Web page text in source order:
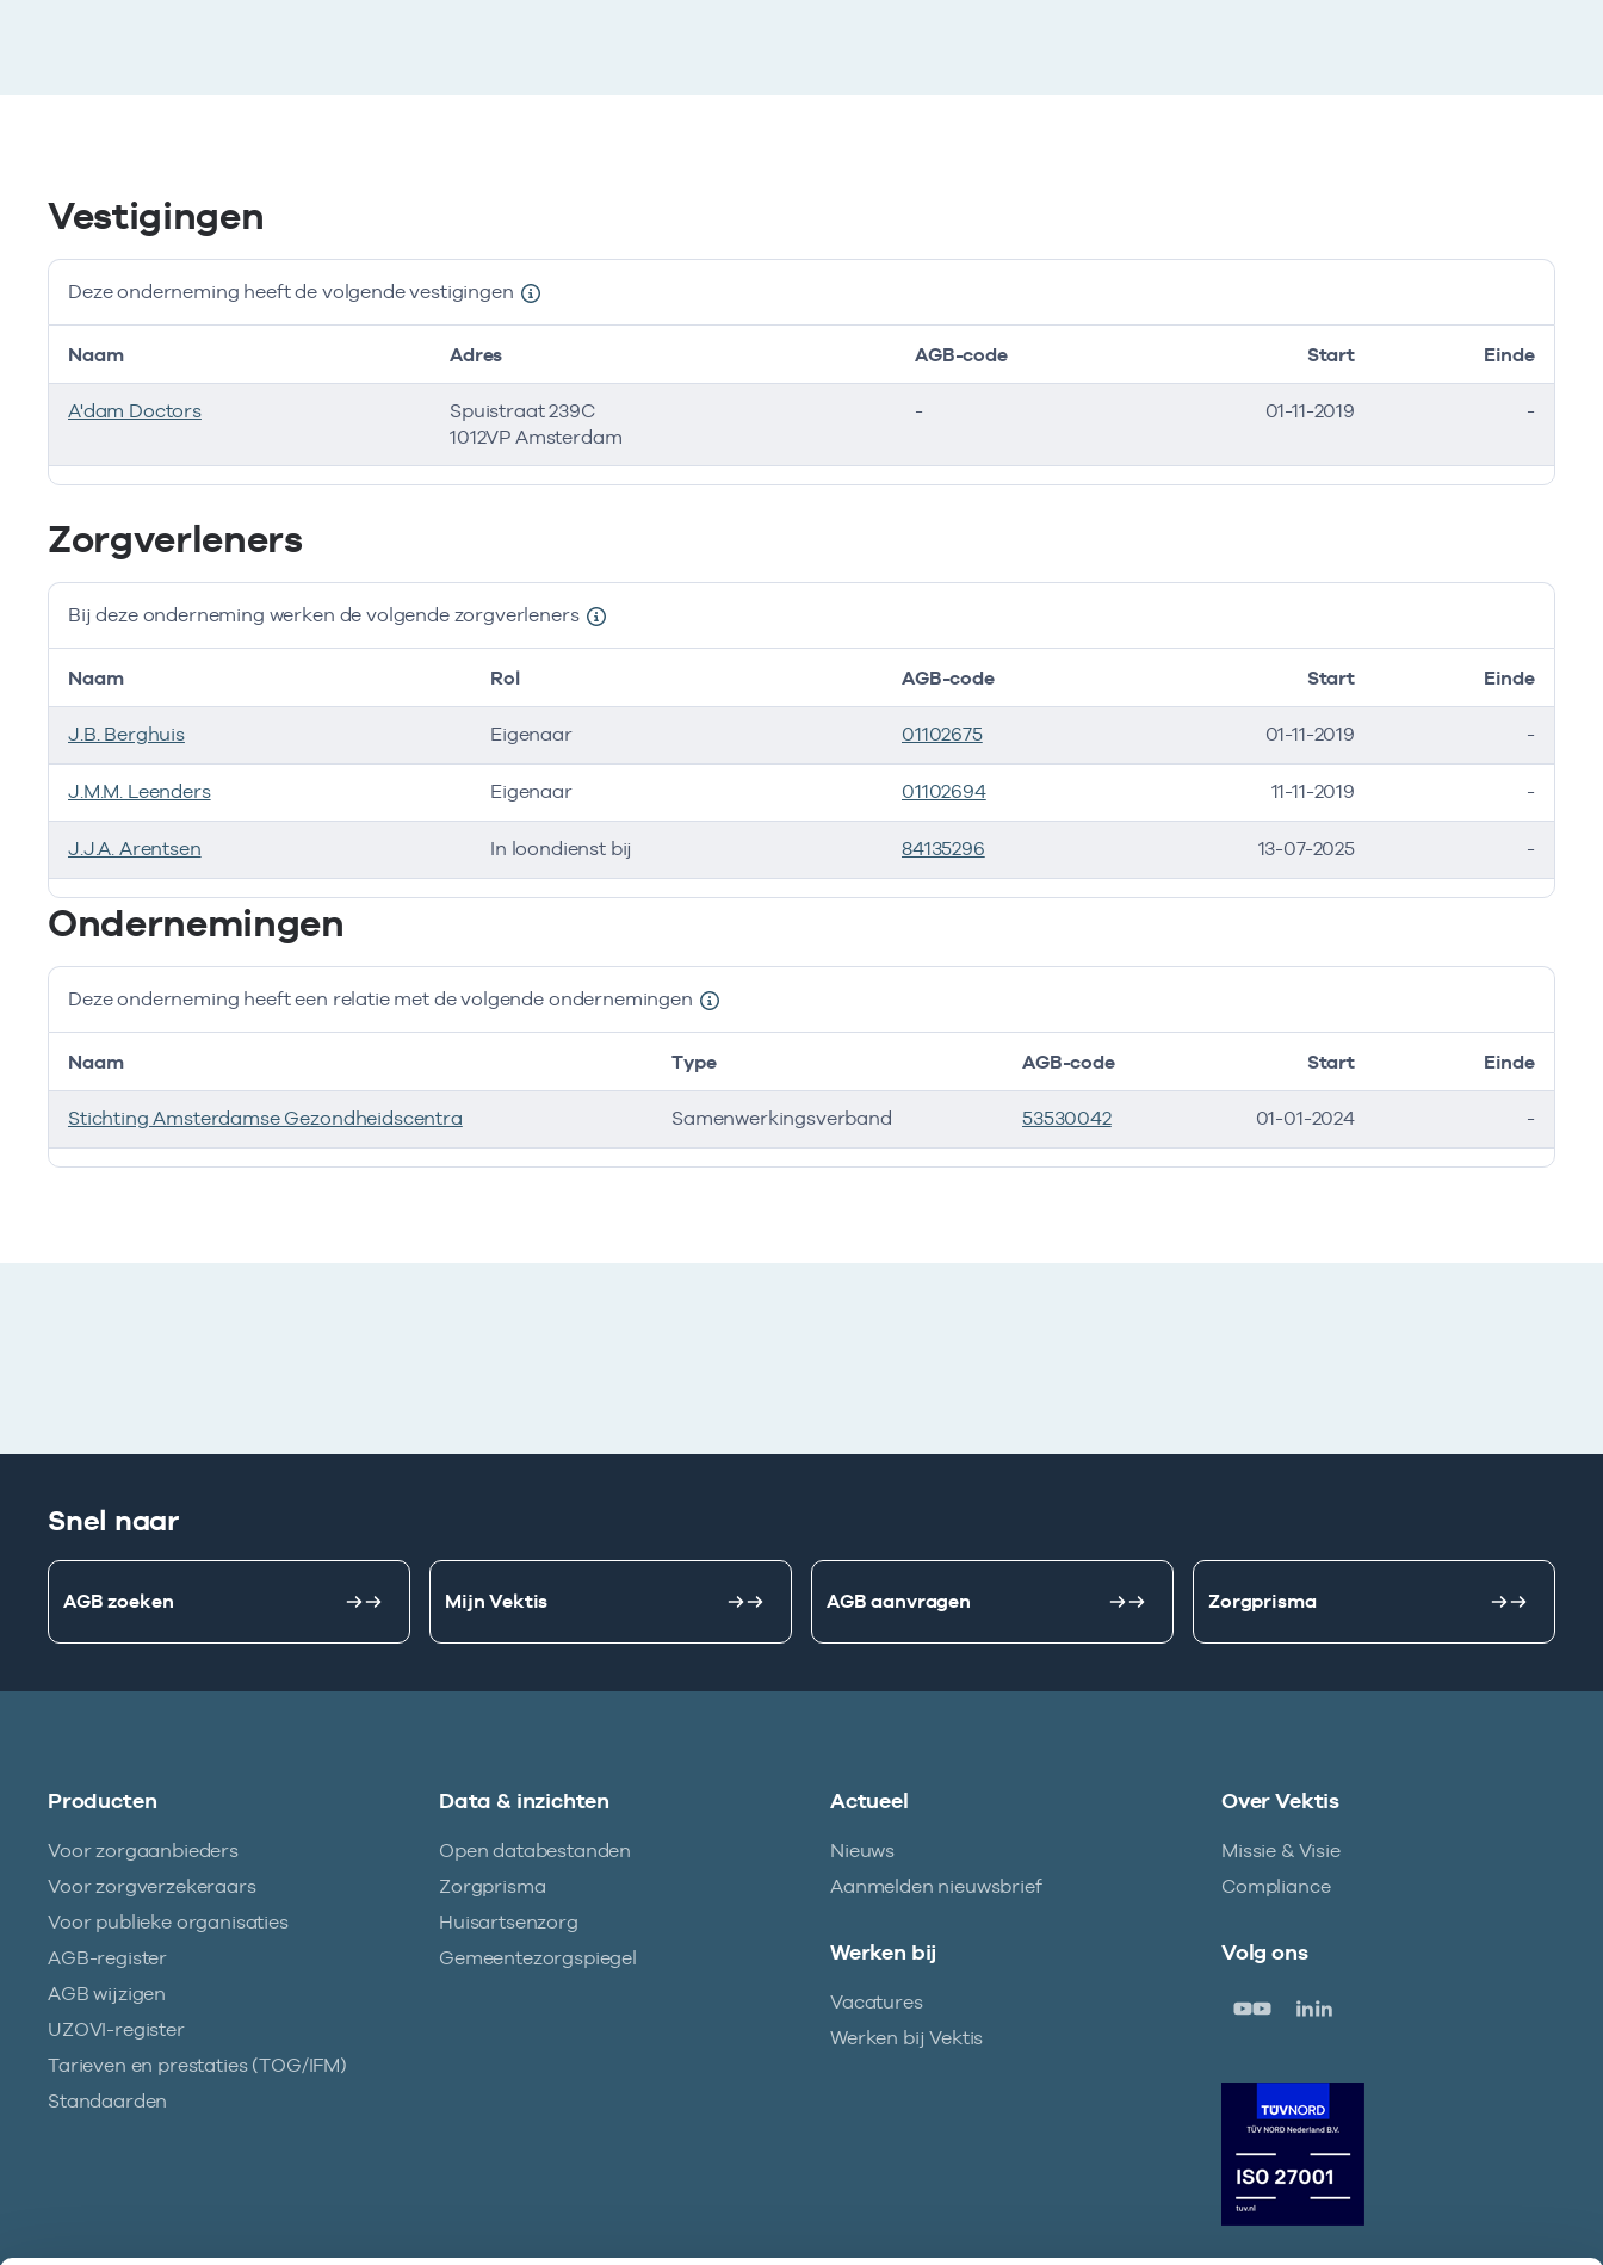
Vestigingen
Deze onderneming heeft de volgende vestigingen
Deze onderneming heeft de volgende vestigingen
Naam Adres AGB-code Start Einde
A'dam Doctors
Spuistraat 239C
1012VP Amsterdam
- 01-11-2019 -
Zorgverleners
Bij deze onderneming werken de volgende zorgverleners
Bij deze onderneming werken de volgende zorgverleners
Naam Rol AGB-code Start Einde
J.B. Berghuis Eigenaar 01102675 01-11-2019 -
J.M.M. Leenders Eigenaar 01102694 11-11-2019 -
J.J.A. Arentsen In loondienst bij 84135296 13-07-2025 -
Ondernemingen
Deze onderneming heeft een relatie met de volgende ondernemingen
Deze onderneming heeft een relatie met de volgende ondernemingen
Naam Type AGB-code Start Einde
Stichting Amsterdamse Gezondheidscentra Samenwerkingsverband 53530042 01-01-2024 -
Snel naar
AGB zoeken Mijn Vektis AGB aanvragen Zorgprisma
Producten
Voor zorgaanbieders
Voor zorgverzekeraars
Voor publieke organisaties
AGB-register
AGB wijzigen
UZOVI-register
Tarieven en prestaties (TOG/IFM)
Standaarden
Data & inzichten
Open databestanden
Zorgprisma
Huisartsenzorg
Gemeentezorgspiegel
Actueel
Nieuws
Aanmelden nieuwsbrief
Over Vektis
Missie & Visie
Compliance
Werken bij
Vacatures
Werken bij Vektis
Volg ons